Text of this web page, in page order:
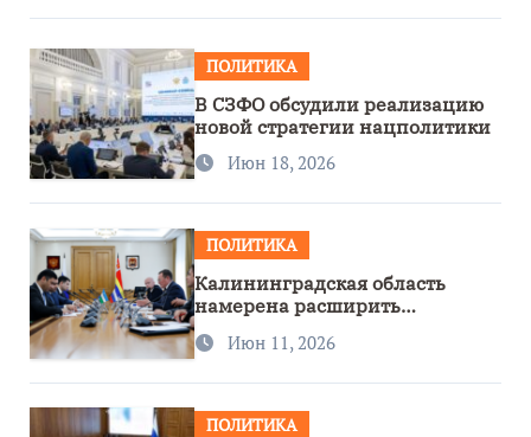
ПОЛИТИКА
В СЗФО обсудили реализацию
новой стратегии нацполитики
Июн 18, 2026
ПОЛИТИКА
Калининградская область
намерена расширить
сотрудничество с Узбекистаном
Июн 11, 2026
ПОЛИТИКА